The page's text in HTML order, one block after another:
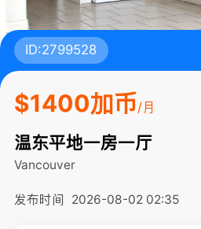
ID:2799528
$1400加币/月
温东平地一房一厅
Vancouver
发布时间 2026-08-02 02:35